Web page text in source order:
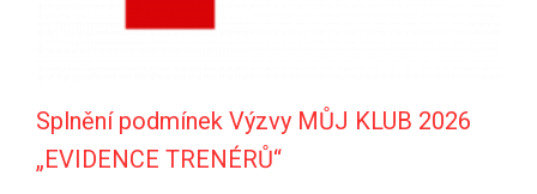
Splnění podmínek Výzvy MŮJ KLUB 2026
„EVIDENCE TRENÉRŮ“